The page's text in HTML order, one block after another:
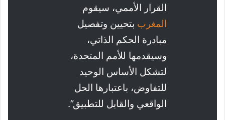
القرار الأممي، سيقوم
المغرب بتحيين وتفصيل
مبادرة الحكم الذاتي،
وسيقدمها للأمم المتحدة،
لتشكل الأساس الوحيد
للتفاوض، باعتبارها الحل
الواقعي والقابل للتطبيق”.